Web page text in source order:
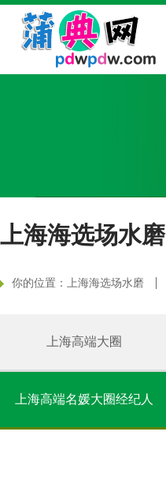
上海海选场水磨
你的位置： 上海海选场水磨
上海高端大圈
上海高端名媛大圈经纪人